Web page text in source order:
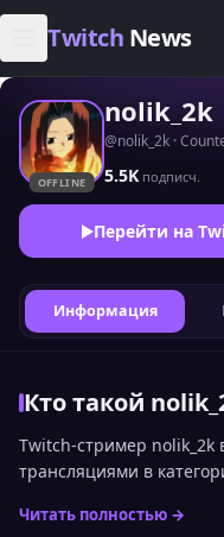
Skip to content
Twitch News
OFFLINE
nolik_2k
@nolik_2k ·
5.5K подписч.
Перейти на
Информация
Кто такой
Twitch-стример nolik_2k
трансляциями в
аудитории канал сейчас
Читать полностью →